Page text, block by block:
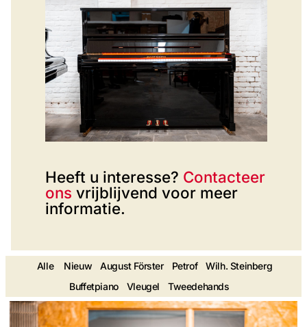
Heeft u interesse? Contacteer
ons vrijblijvend voor meer
informatie.
Alle Nieuw August Förster Petrof
Wilh. Steinberg
Buffetpiano
Vleugel Tweedehands